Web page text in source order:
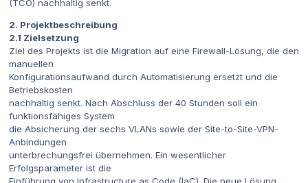
(TCO) nachhaltig senkt.
2. Projektbeschreibung
2.1 Zielsetzung
Ziel des Projekts ist die Migration auf eine Firewall-Lösung, die den
manuellen
Konfigurationsaufwand durch Automatisierung ersetzt und die
Betriebskosten
nachhaltig senkt. Nach Abschluss der 40 Stunden soll ein
funktionsfähiges System
die Absicherung der sechs VLANs sowie der Site-to-Site-VPN-
Anbindungen
unterbrechungsfrei übernehmen. Ein wesentlicher
Erfolgsparameter ist die
Einführung von Infrastructure as Code (IaC). Die neue Lösung